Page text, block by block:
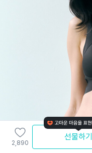
2,890
선물하기